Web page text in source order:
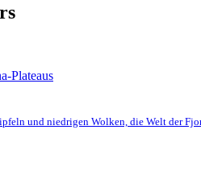
Plateaus
und niedrigen Wolken, die Welt der